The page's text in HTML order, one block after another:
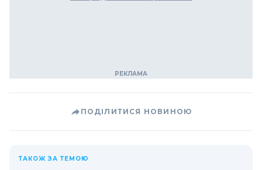
ПОДІЛИТИСЯ НОВИНОЮ
ТАКОЖ ЗА ТЕМОЮ